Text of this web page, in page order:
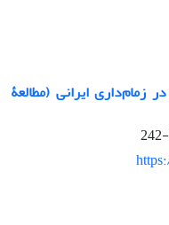
ایرانی (مطالعۀ